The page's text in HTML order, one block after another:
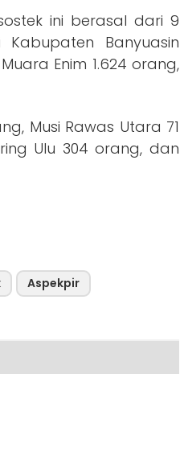
ini berasal dari 9
Banyuasin
Enim 1.624 orang,
Musi Rawas Utara 71
Ulu 304 orang, dan
Aspekpir